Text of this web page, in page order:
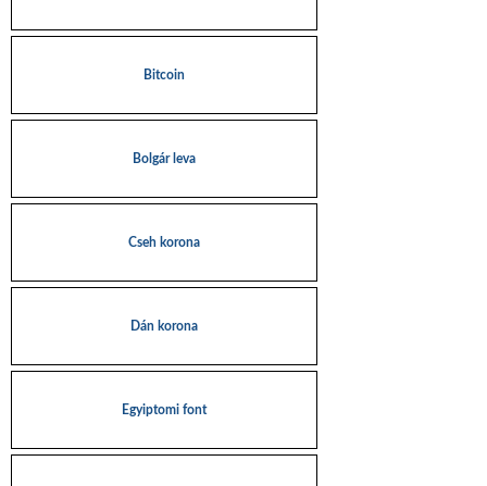
Bitcoin
Bolgár leva
Cseh korona
Dán korona
Egyiptomi font